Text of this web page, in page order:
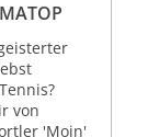
von
'Moin'